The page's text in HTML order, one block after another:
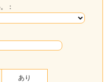
：
あり